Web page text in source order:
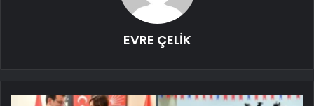
EVRE ÇELİK